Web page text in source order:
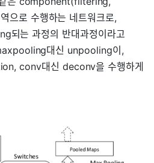
으로 수행하는 네트워크로,
되는 과정의 반대과정이라고
대신 unpooling이,
conv대신 deconv을 수행하게